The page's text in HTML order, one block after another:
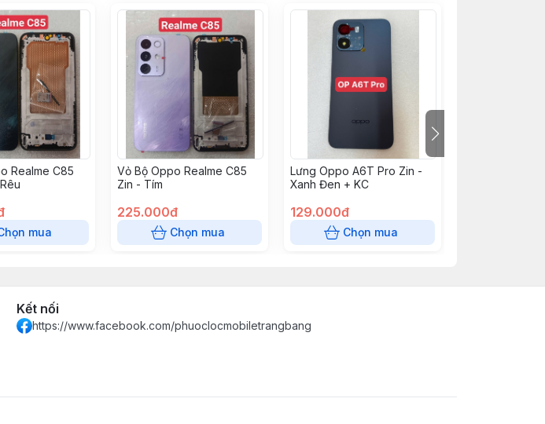
Realme C85
mua
Vỏ Bộ Oppo Realme C85
Zin - Tím
225.000đ
Chọn mua
Lưng Oppo A6T Pro Zin -
Xanh Đen + KC
129.000đ
Chọn mua
Kết nối
https://www.facebook.com/phuoclocmobiletrangbang